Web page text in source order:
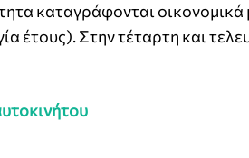
καταγράφονται
έτους). Στην τέταρτη και